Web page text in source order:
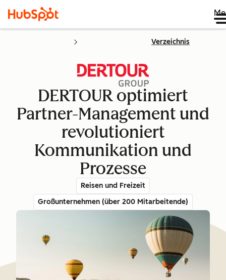
Verzeichnis
DERTOUR optimiert
Partner-Management und
revolutioniert
Kommunikation und
Prozesse
Reisen und Freizeit
Großunternehmen (über 200 Mitarbeitende)